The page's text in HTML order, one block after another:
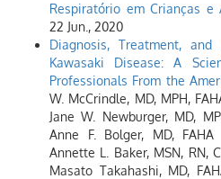
Respiratório em Crianças e
22 Jun., 2020
Diagnosis, Treatment,
Kawasaki Disease: A
Professionals From the
W. McCrindle, MD, MPH,
Jane W. Newburger, MD,
Anne F. Bolger, MD,
Annette L. Baker, MSN, RN,
Masato Takahashi, MD,